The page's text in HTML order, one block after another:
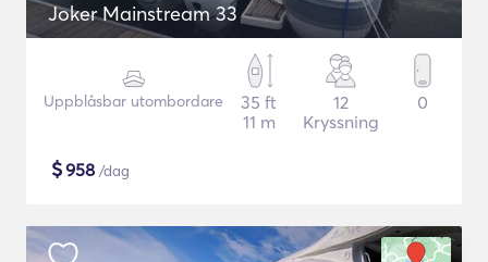
Joker Mainstream 33
Uppblåsbar utombordare
35 ft
11 m
12
Kryssning
0
$958 /dag